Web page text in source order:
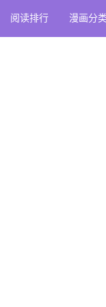
阅读排行 漫画分类